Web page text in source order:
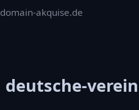
domain-akquise.de
deutsche-